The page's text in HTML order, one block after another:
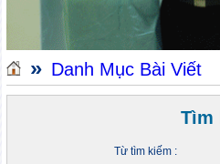
» Danh Mục Bài Viết
Tìm
Từ tìm kiếm :